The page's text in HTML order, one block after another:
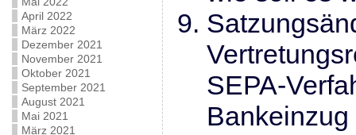
April 2022
März 2022
Dezember 2021
November 2021
Oktober 2021
September 2021
August 2021
Mai 2021
März 2021
SEPA-
Bankeinzug